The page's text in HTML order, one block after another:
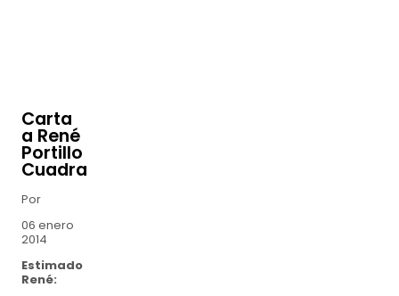
Carta
a René
Portillo
Cuadra
Por
06 enero
2014
Estimado
René: